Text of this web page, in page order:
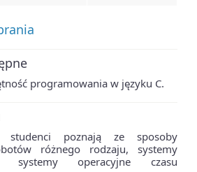
programowania w języku C.
poznają ze sposoby
różnego rodzaju, systemy
systemy operacyjne czasu